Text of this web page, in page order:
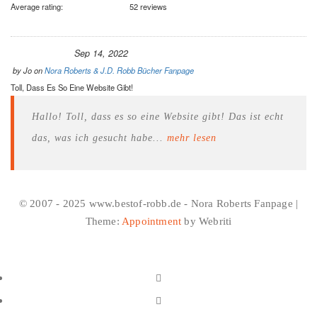
Average rating:
52 reviews
Sep 14, 2022
byJoonNora Roberts & J.D. Robb Bücher Fanpage
Toll, Dass Es So Eine Website Gibt!
Hallo! Toll, dass es so eine Website gibt! Das ist echt
das, was ich gesucht habe... mehr lesen
© 2007 - 2025 www.bestof-robb.de - Nora Roberts Fanpage |
Theme: Appointment by Webriti